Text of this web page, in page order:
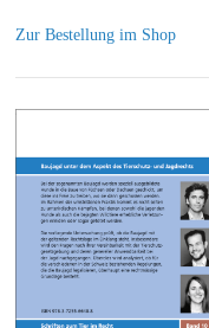
Zur Bestellung im Shop